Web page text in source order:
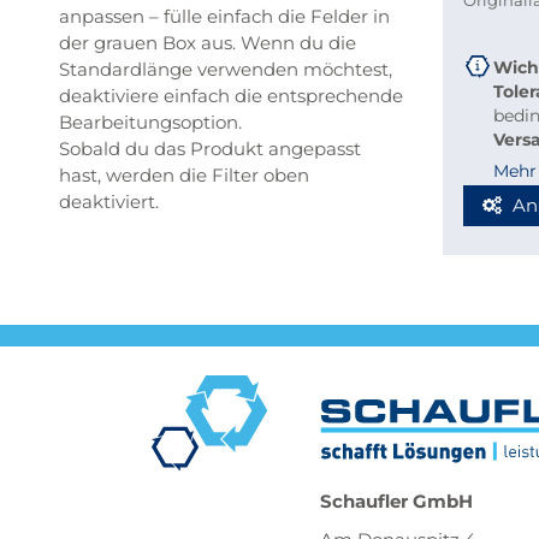
anpassen – fülle einfach die Felder in
der grauen Box aus. Wenn du die
Standardlänge verwenden möchtest,
deaktiviere einfach die entsprechende
Bearbeitungsoption.
Sobald du das Produkt angepasst
hast, werden die Filter oben
deaktiviert.
Schaufler GmbH